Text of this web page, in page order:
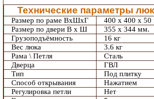
Технические параметры
Размер по раме ВхШхГ
400 х 400 х
Размер по двери В х Ш
355 х 344 мм.
Грузоподъёмность
16 кг
Вес люка
3.6 кг
Рама \ Петля
Сталь
Дверца
ГВЛ
Тип
Под плитку
Способ открывания
Нажатием
Регулировка петли
Нет